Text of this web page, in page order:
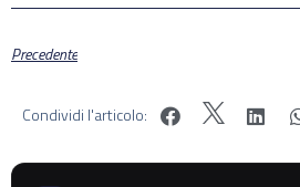
Precedente
Condividi l'articolo: